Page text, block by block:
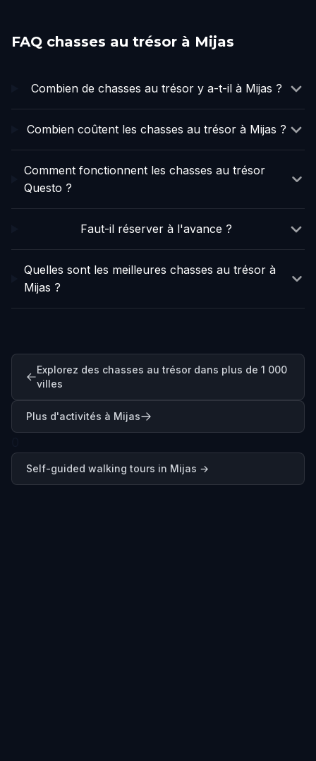
FAQ chasses au trésor à Mijas
Combien de chasses au trésor y a-t-il à Mijas ?
Combien coûtent les chasses au trésor à Mijas ?
Comment fonctionnent les chasses au trésor
Questo ?
Faut-il réserver à l'avance ?
Quelles sont les meilleures chasses au trésor à
Mijas ?
Explorez des chasses au trésor dans plus de 1 000
villes
Plus d'activités à Mijas
Self-guided walking tours in Mijas →